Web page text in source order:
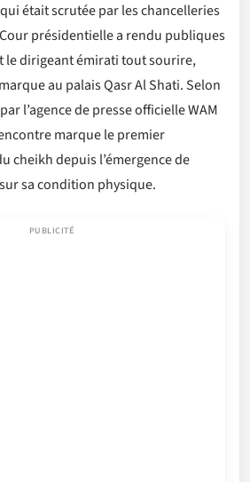
était scrutée par les chancelleries
présidentielle a rendu publiques
le dirigeant émirati tout sourire,
au palais Qasr Al Shati. Selon
l’agence de presse officielle WAM
marque le premier
cheikh depuis l’émergence de
sa condition physique.